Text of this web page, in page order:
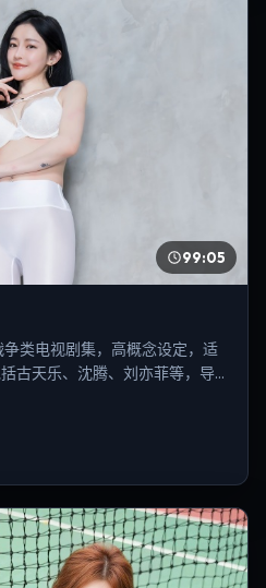
99:05
类电视剧集，高概念设定，适
古天乐、沈腾、刘亦菲等，导